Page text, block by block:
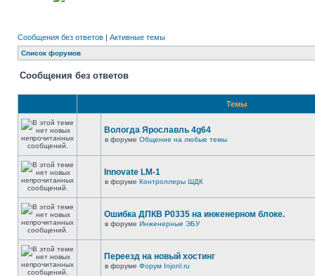
Сообщения без ответов | Активные темы
Список форумов
Сообщения без ответов
Темы
Вологда Ярославль 4g64
в форуме Общение на любые темы
Innovate LM-1
в форуме Контроллеры ШДК
Ошибка ДПКВ Р0335 на инженерном блоке.
в форуме Инженерные ЭБУ
Переезд на новый хостинг
в форуме Форум Injonl.ru